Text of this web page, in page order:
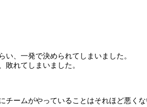
、一発で決められてしまいました。
敗れてしまいました。
ームがやっていることはそれほど悪くな